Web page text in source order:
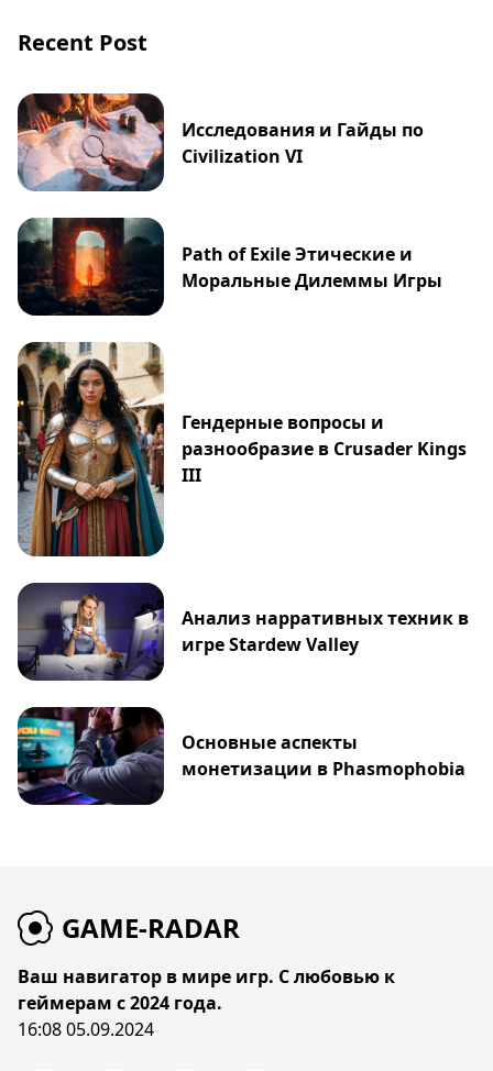
Recent Post
Исследования и Гайды по
Civilization VI
Path of Exile Этические и
Моральные Дилеммы Игры
Гендерные вопросы и
разнообразие в Crusader Kings
III
Анализ нарративных техник в
игре Stardew Valley
Основные аспекты
монетизации в Phasmophobia
GAME-RADAR
Ваш навигатор в мире игр. С любовью к
геймерам с 2024 года.
16:08 05.09.2024